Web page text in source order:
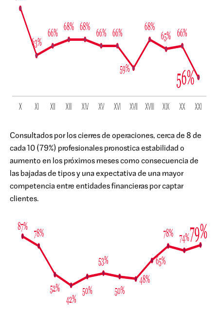
Consultados por los cierres de operaciones, cerca de 8 de
cada 10 (79%) profesionales pronostica estabilidad o
aumento en los próximos meses como consecuencia de
las bajadas de tipos y una expectativa de una mayor
competencia entre entidades financieras por captar
clientes.